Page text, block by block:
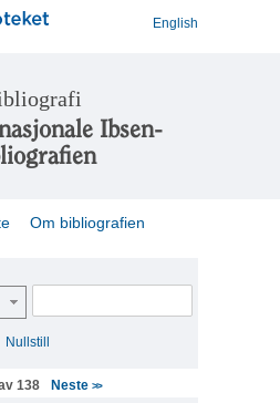
English
Ibsen-
Om bibliografien
Nullstill
138 Neste >>